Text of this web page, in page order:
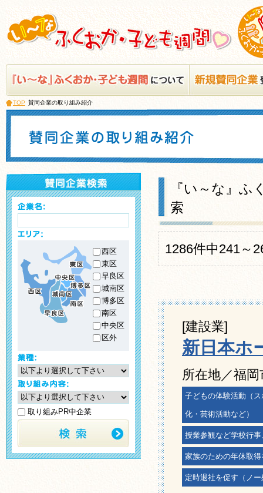
TOP 賛同企業の取り組み紹介
西区
東区
早良区
城南区
博多区
南区
中央区
区外
取り組みPR中企業
『い～な』
索
1286件中241～
[建設業]
新日本ホ
所在地／福
子どもの体験活動（
化・芸術活動など）
授業参観など学校行
家族のための年休取得
定時退社を促す（ノ